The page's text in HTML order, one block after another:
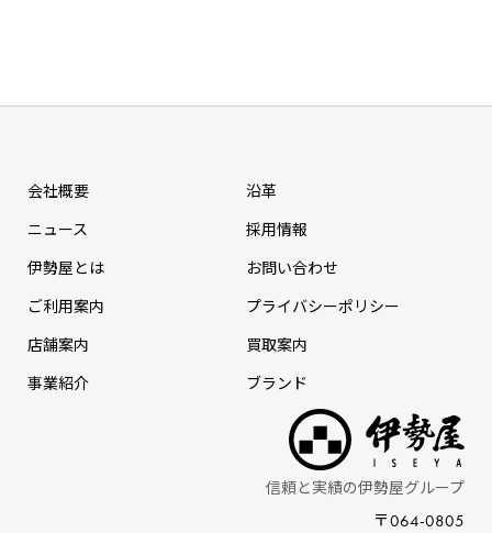
会社概要
ニュース
伊勢屋とは
ご利用案内
店舗案内
事業紹介
沿革
採⽤情報
お問い合わせ
プライバシーポリシー
買取案内
ブランド
信頼と実績の伊勢屋グループ
〒064-0805